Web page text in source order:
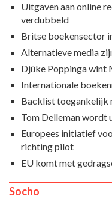
Uitgaven aan online
verdubbeld
Britse boekensector
Alternatieve media
Djûke Poppinga
Internationale
Backlist toegankelijk
Tom Delleman wordt
Europees initiatief
richting pilot
EU komt met
Socho